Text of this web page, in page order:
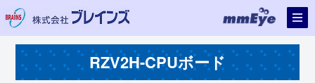
RZV2H-CPUボード